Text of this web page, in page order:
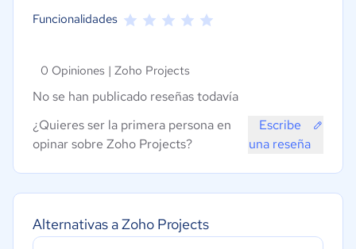
Alternativas a Zoho Projects
Funcionalidades
0 Opiniones | Zoho Projects
No se han publicado reseñas todavía
¿Quieres ser la primera persona en
opinar sobre Zoho Projects?
Escribe
una reseña